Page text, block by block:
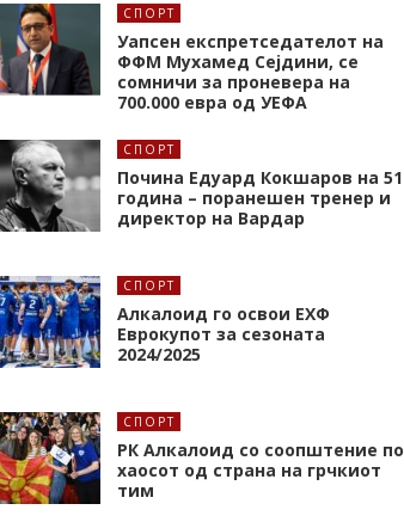
СПОРТ
Уапсен експретседателот на
ФФМ Мухамед Сејдини, се
сомничи за проневера на
700.000 евра од УЕФА
СПОРТ
Почина Едуард Кокшаров на 51
година – поранешен тренер и
директор на Вардар
СПОРТ
Алкалоид го освои ЕХФ
Еврокупот за сезоната
2024/2025
СПОРТ
РК Алкалоид со соопштение по
хаосот од страна на грчкиот
тим